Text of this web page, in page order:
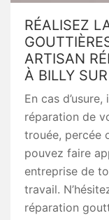
RÉALISEZ
ARTISAN
À BILLY
En cas
réparation de
trouée, percée
pouvez faire
entreprise de
travail.
réparation